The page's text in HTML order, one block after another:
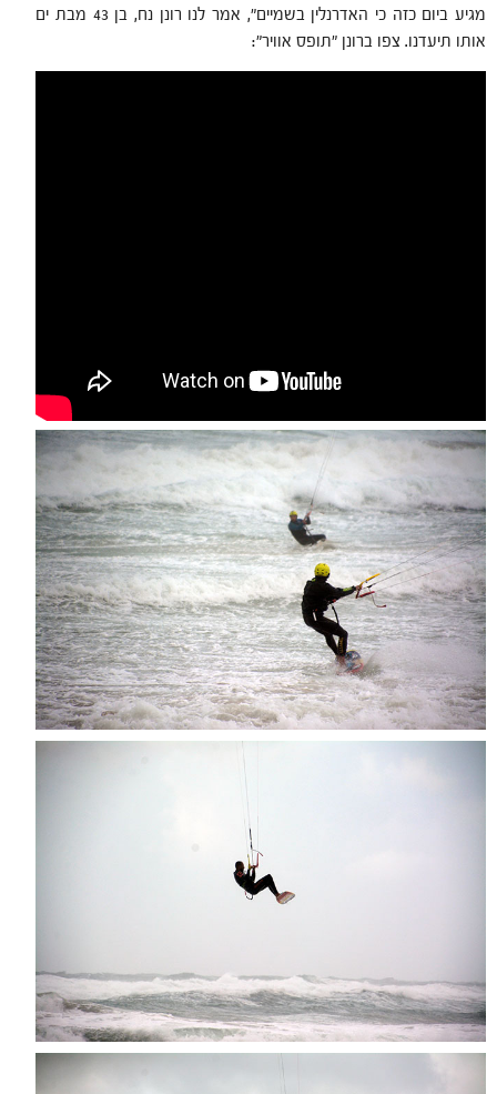
מגיע ביום כזה כי האדרנלין בשמיים", אמר לנו רונן נח, בן 43 מבת ים
אותו תיעדנו. צפו ברונן "תופס אוויר":